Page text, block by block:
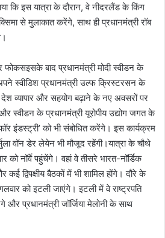
कि इस यात्रा के दौरान, वे नीदरलैंड के किंग
से मुलाकात करेंगे, साथ ही प्रधानमंत्री रॉब
फोकसइसके बाद प्रधानमंत्री मोदी स्वीडन के
स्वीडिश प्रधानमंत्री उल्फ क्रिस्टरसन के
देश व्यापार और सहयोग बढ़ाने के नए अवसरों पर
स्वीडन के प्रधानमंत्री यूरोपीय उद्योग जगत के
इंडस्ट्री’ को भी संबोधित करेंगे। इस कार्यक्रम
वॉन डेर लेयेन भी मौजूद रहेंगी।यात्रा के चौथे
को नॉर्वे पहुंचेंगे। वहां वे तीसरे भारत-नॉर्डिक
द्विपक्षीय बैठकों में भी शामिल होंगे। दौरे के
को इटली जाएंगे। इटली में वे राष्ट्रपति
और प्रधानमंत्री जॉर्जिया मेलोनी के साथ